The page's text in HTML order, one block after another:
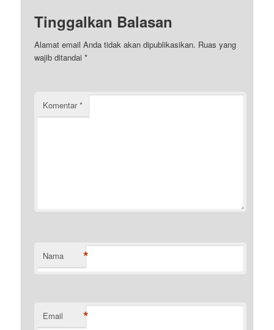
Tinggalkan Balasan
Alamat email Anda tidak akan dipublikasikan. Ruas yang
wajib ditandai*
Komentar*
Nama *
Email *